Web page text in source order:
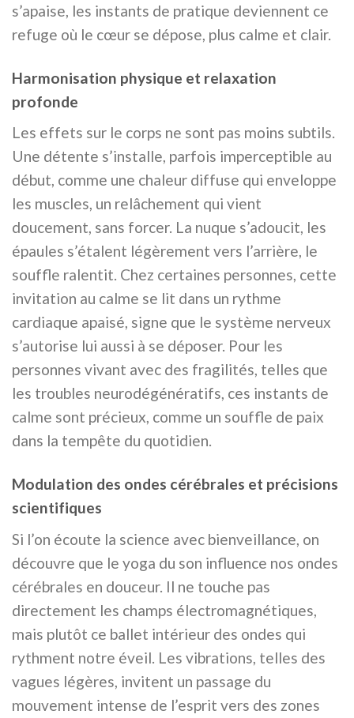
s’apaise, les instants de pratique deviennent ce
refuge où le cœur se dépose, plus calme et clair.
Harmonisation physique et relaxation
profonde
Les effets sur le corps ne sont pas moins subtils.
Une détente s’installe, parfois imperceptible au
début, comme une chaleur diffuse qui enveloppe
les muscles, un relâchement qui vient
doucement, sans forcer. La nuque s’adoucit, les
épaules s’étalent légèrement vers l’arrière, le
souffle ralentit. Chez certaines personnes, cette
invitation au calme se lit dans un rythme
cardiaque apaisé, signe que le système nerveux
s’autorise lui aussi à se déposer. Pour les
personnes vivant avec des fragilités, telles que
les troubles neurodégénératifs, ces instants de
calme sont précieux, comme un souffle de paix
dans la tempête du quotidien.
Modulation des ondes cérébrales et précisions
scientifiques
Si l’on écoute la science avec bienveillance, on
découvre que le yoga du son influence nos ondes
cérébrales en douceur. Il ne touche pas
directement les champs électromagnétiques,
mais plutôt ce ballet intérieur des ondes qui
rythment notre éveil. Les vibrations, telles des
vagues légères, invitent un passage du
mouvement intense de l’esprit vers des zones